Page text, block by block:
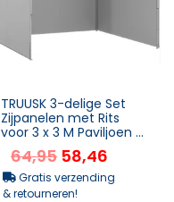
TRUUSK 3-delige Set
Zijpanelen met Rits
voor 3 x 3 M Paviljoen –
Lichtgrijs – Eenvoudig ...
64,95 58,46
Gratis verzending
& retourneren!